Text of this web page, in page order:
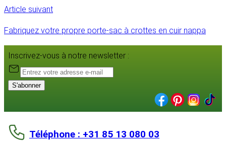
Article suivant
Fabriquez votre propre porte-sac à crottes en cuir nappa
Inscrivez-vous à notre newsletter :
S'abonner
Téléphone : +31 85 13 080 03